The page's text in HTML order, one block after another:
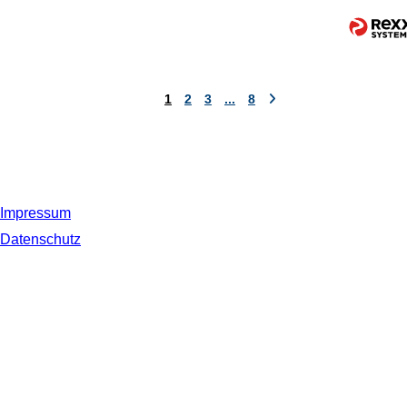
1 2 3 ... 8
Impressum
Datenschutz